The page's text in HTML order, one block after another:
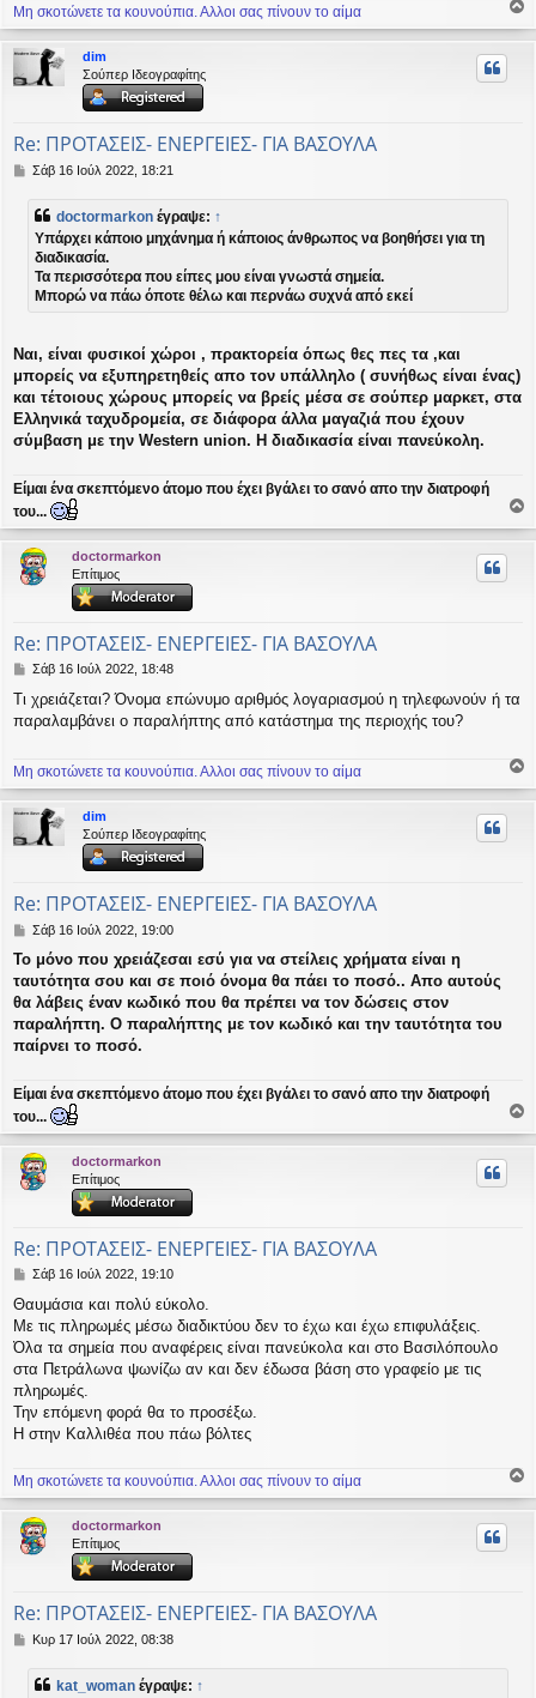
η
Μη σκοτώνετε τα κουνούπια. Αλλοι σας πίνουν το αίμα
ο
ρ
dim
Σούπερ Ιδεογραφίτης
Re: ΠΡΟΤΑΣΕΙΣ- ΕΝΕΡΓΕΙΕΣ- ΓΙΑ ΒΑΣΟΥΛΑ
ΔΣάβ 16 Ιούλ 2022, 18:21
doctormarkon έγραψε: ↑
Υπάρχει κάποιο μηχάνημα ή κάποιος άνθρωπος να βοηθήσει για τη
διαδικασία.
Τα περισσότερα που είπες μου είναι γνωστά σημεία.
Μπορώ να πάω όποτε θέλω και περνάω συχνά από εκεί
Ναι, είναι φυσικοί χώροι , πρακτορεία όπως θες πες τα ,και
μπορείς να εξυπηρετηθείς απο τον υπάλληλο ( συνήθως είναι ένας)
και τέτοιους χώρους μπορείς να βρείς μέσα σε σούπερ μαρκετ, στα
Ελληνικά ταχυδρομεία, σε διάφορα άλλα μαγαζιά που έχουν
σύμβαση με την Western union. Η διαδικασία είναι πανεύκολη.
Είμαι ένα σκεπτόμενο άτομο που έχει βγάλει το σανό απο την διατροφή
του...
ρ
doctormarkon
Επίτιμος
Re: ΠΡΟΤΑΣΕΙΣ- ΕΝΕΡΓΕΙΕΣ- ΓΙΑ ΒΑΣΟΥΛΑ
Δ
μ
ο
ε
υ
σ
Σάβ 16 Ιούλ 2022, 18:48
Τι χρειάζεται? Όνομα επώνυμο αριθμός λογαριασμού η τηλεφωνούν ή τα
παραλαμβάνει ο παραλήπτης από κατάστημα της περιοχής του?
Μη σκοτώνετε τα κουνούπια. Αλλοι σας πίνουν το αίμα
ο
ρ
dim
Σούπερ Ιδεογραφίτης
Re: ΠΡΟΤΑΣΕΙΣ- ΕΝΕΡΓΕΙΕΣ- ΓΙΑ ΒΑΣΟΥΛΑ
Δ
μ
ο
σ
ί
υ
η
Σάβ 16 Ιούλ 2022, 19:00
Το μόνο που χρειάζεσαι εσύ για να στείλεις χρήματα είναι η
ταυτότητα σου και σε ποιό όνομα θα πάει το ποσό.. Απο αυτούς
θα λάβεις έναν κωδικό που θα πρέπει να τον δώσεις στον
παραλήπτη. Ο παραλήπτης με τον κωδικό και την ταυτότητα του
παίρνει το ποσό.
Είμαι ένα σκεπτόμενο άτομο που έχει βγάλει το σανό απο την διατροφή
του...
ρ
doctormarkon
Επίτιμος
Re: ΠΡΟΤΑΣΕΙΣ- ΕΝΕΡΓΕΙΕΣ- ΓΙΑ ΒΑΣΟΥΛΑ
Δ
μ
ο
σ
ί
ε
υ
σ
η
Σάβ 16 Ιούλ 2022, 19:10
Θαυμάσια και πολύ εύκολο.
Με τις πληρωμές μέσω διαδικτύου δεν το έχω και έχω επιφυλάξεις.
Όλα τα σημεία που αναφέρεις είναι πανεύκολα και στο Βασιλόπουλο
στα Πετράλωνα ψωνίζω αν και δεν έδωσα βάση στο γραφείο με τις
πληρωμές.
Την επόμενη φορά θα το προσέξω.
Η στην Καλλιθέα που πάω βόλτες
Μη σκοτώνετε τα κουνούπια. Αλλοι σας πίνουν το αίμα
ο
ρ
doctormarkon
Επίτιμος
Re: ΠΡΟΤΑΣΕΙΣ- ΕΝΕΡΓΕΙΕΣ- ΓΙΑ ΒΑΣΟΥΛΑ
ΔΚυρ 17 Ιούλ 2022, 08:38
kat_woman έγραψε: ↑